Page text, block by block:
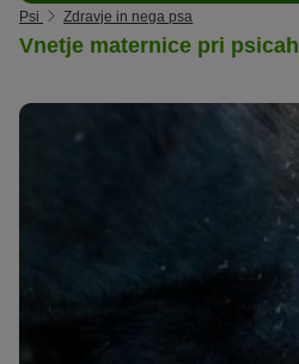
Psi Zdravje in nega psa
Vnetje maternice pri psicah